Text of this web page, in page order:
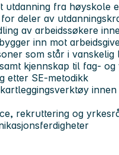
fra høyskole
deler av
av arbeidssøkere
inn mot
som står i vanskelig
kjennskap til fag-
etter SE-metodikk
innen
rekruttering og